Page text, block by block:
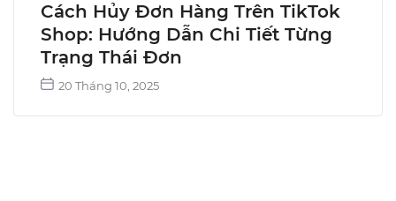
Cách Hủy Đơn Hàng Trên TikTok
Shop: Hướng Dẫn Chi Tiết Từng
Trạng Thái Đơn
20 Tháng 10, 2025